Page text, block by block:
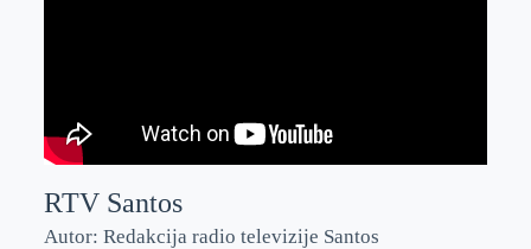
RTV Santos
Autor: Redakcija radio televizije Santos